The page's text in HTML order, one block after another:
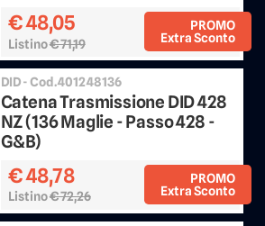
PROMO
Extra Sconto
€ 48,05
Listino€ 71,19 Sconto 25%
DID - Cod.401248136
Catena Trasmissione DID 428
NZ (136 Maglie - Passo 428 -
G&B)
PROMO
Extra Sconto
€ 48,78
Listino€ 72,26 Sconto 25%